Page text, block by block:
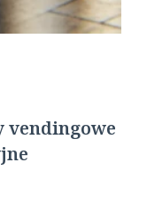
vendingowe